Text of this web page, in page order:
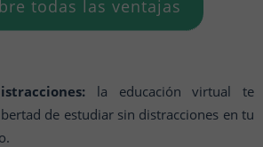
todas las ventajas
la educación virtual te
de estudiar sin distracciones en tu